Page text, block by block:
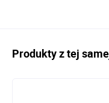
Produkty z tej